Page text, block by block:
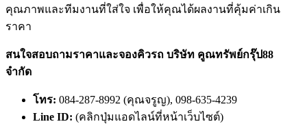
คุณภาพและทีมงานที่ใส่ใจ เพื่อให้คุณได้ผลงานที่คุ้มค่าเกิน
ราคา
สนใจสอบถามราคาและจองคิวรถ บริษัท คูณทรัพย์กรุ๊ป88
จำกัด
โทร: 084-287-8992 (คุณจรูญ), 098-635-4239
Line ID: (คลิกปุ่มแอดไลน์ที่หน้าเว็บไซต์)